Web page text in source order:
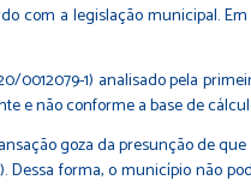
com a legislação municipal.
0012079-1) analisado pela
e não conforme a base de
goza da presunção de
Dessa forma, o município não